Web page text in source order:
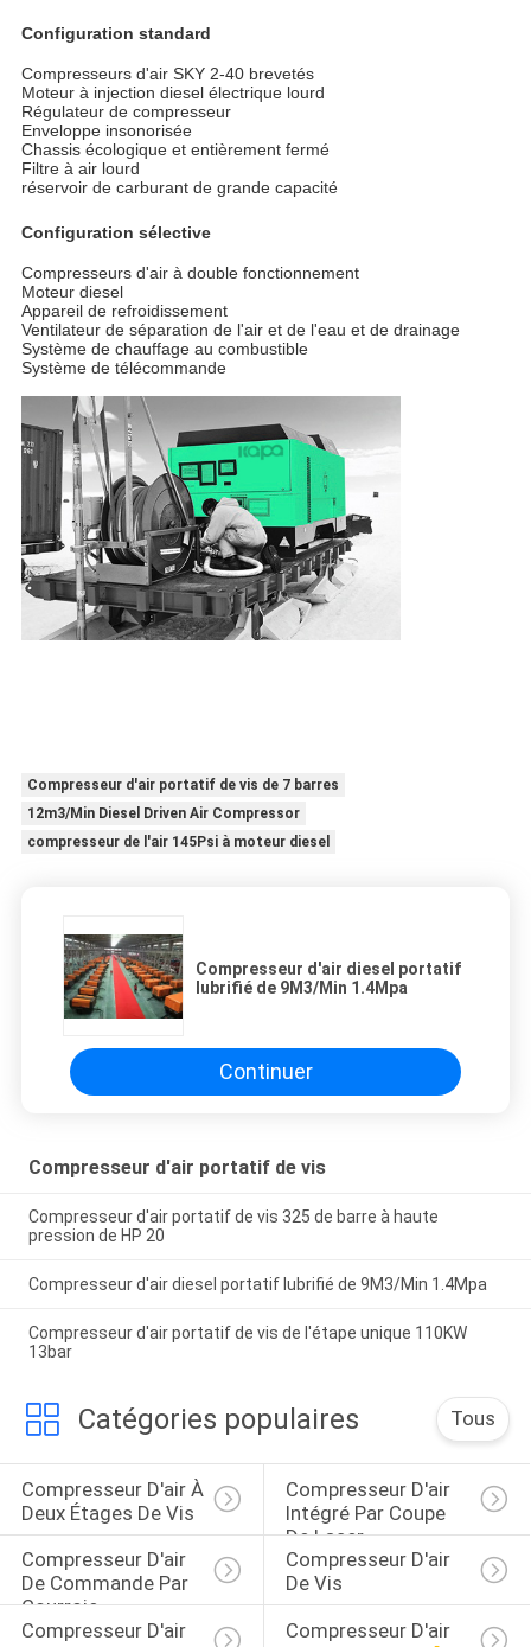
Configuration standard
Compresseurs d'air SKY 2-40 brevetés
Moteur à injection diesel électrique lourd
Régulateur de compresseur
Enveloppe insonorisée
Chassis écologique et entièrement fermé
Filtre à air lourd
réservoir de carburant de grande capacité
Configuration sélective
Compresseurs d'air à double fonctionnement
Moteur diesel
Appareil de refroidissement
Ventilateur de séparation de l'air et de l'eau et de drainage
Système de chauffage au combustible
Système de télécommande
Compresseur d'air portatif de vis de 7 barres
12m3/Min Diesel Driven Air Compressor
compresseur de l'air 145Psi à moteur diesel
Compresseur d'air diesel portatif
lubrifié de 9M3/Min 1.4Mpa
Continuer
Compresseur d'air portatif de vis
Compresseur d'air portatif de vis 325 de barre à haute
pression de HP 20
Compresseur d'air diesel portatif lubrifié de 9M3/Min 1.4Mpa
Compresseur d'air portatif de vis de l'étape unique 110KW
13bar
Catégories populaires Tous
Compresseur D'air À
Deux Étages De Vis
Compresseur D'air
Intégré Par Coupe
De Laser
Compresseur D'air
De Commande Par
Courroie
Compresseur D'air
De Vis
Compresseur D'air
Compresseur D'air